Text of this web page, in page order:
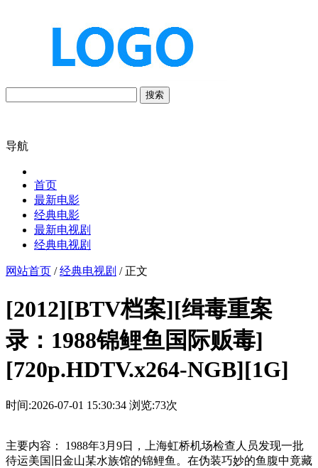
搜索
导航
首页
最新电影
经典电影
最新电视剧
经典电视剧
网站首页 /经典电视剧 / 正文
[2012][BTV档案][缉毒重案
录：1988锦鲤鱼国际贩毒]
[720p.HDTV.x264-NGB][1G]
时间:2026-07-01 15:30:34 浏览:73次
主要内容： 1988年3月9日，上海虹桥机场检查人员发现一批
待运美国旧金山某水族馆的锦鲤鱼。在伪装巧妙的鱼腹中竟藏